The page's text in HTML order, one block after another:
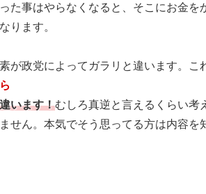
た事はやらなくなると、そこにお金を
ります。
が政党によってガラリと違います。こ
います！むしろ真逆と言えるくらい考
せん。本気でそう思ってる方は内容を